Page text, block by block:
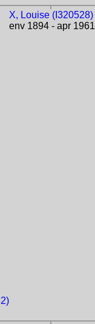
X, Louise (I320528)
env 1894 - apr 1961